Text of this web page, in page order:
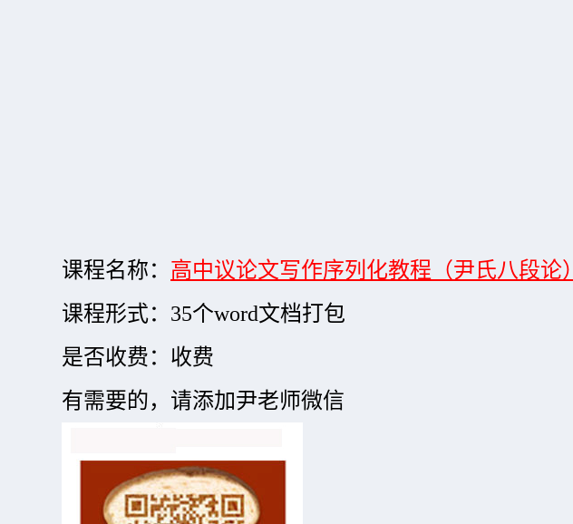
课程名称： 高中议论文写作序列化教程（尹氏八段论）
课程形式：35个word文档打包
是否收费：收费
有需要的，请添加尹老师微信